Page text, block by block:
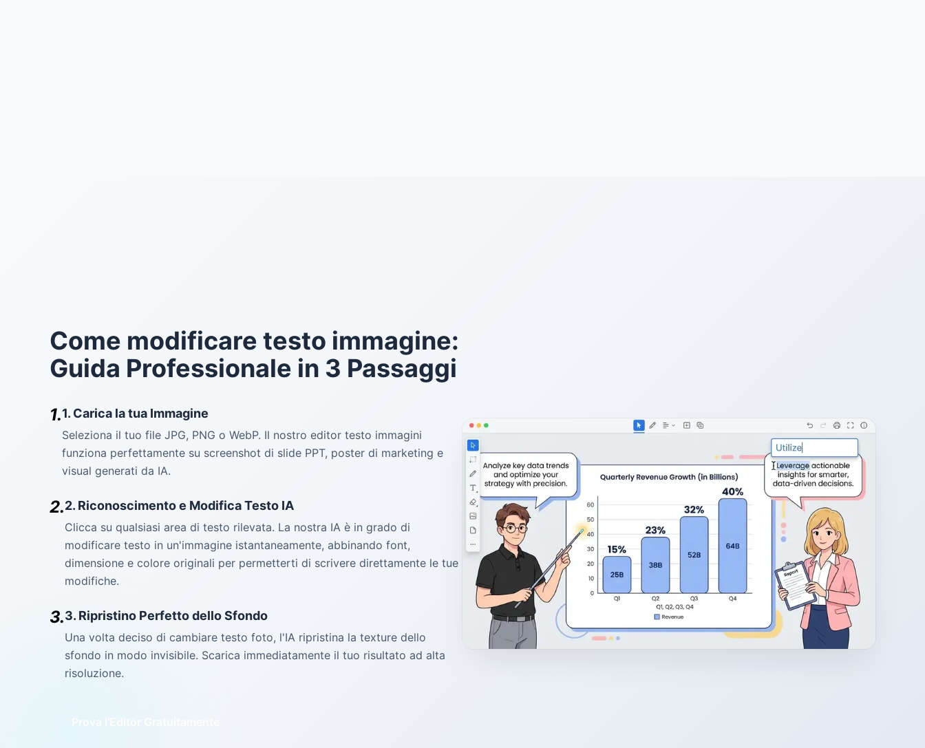
Come modificare testo immagine:
Guida Professionale in 3 Passaggi
1.1. Carica la tua Immagine
Seleziona il tuo file JPG, PNG o WebP. Il nostro editor testo immagini
funziona perfettamente su screenshot di slide PPT, poster di marketing e
visual generati da IA.
2.2. Riconoscimento e Modifica Testo IA
Clicca su qualsiasi area di testo rilevata. La nostra IA è in grado di
modificare testo in un'immagine istantaneamente, abbinando font,
dimensione e colore originali per permetterti di scrivere direttamente le tue
modifiche.
3.3. Ripristino Perfetto dello Sfondo
Una volta deciso di cambiare testo foto, l'IA ripristina la texture dello
sfondo in modo invisibile. Scarica immediatamente il tuo risultato ad alta
risoluzione.
Prova l'Editor Gratuitamente